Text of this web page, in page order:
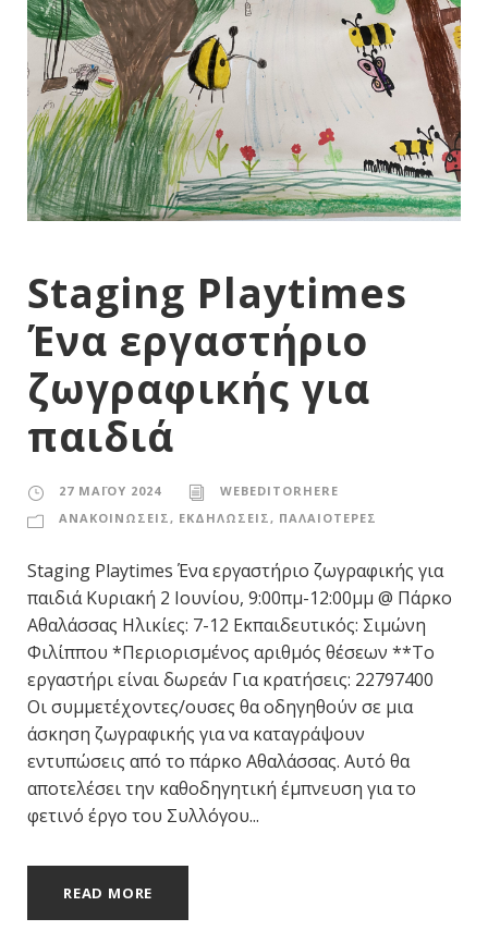
Staging Playtimes
Ένα εργαστήριο
ζωγραφικής για
παιδιά
27 ΜΑΪ́ΟΥ 2024
WEBEDITORHERE
ΑΝΑΚΟΙΝΩΣΕΙΣ, ΕΚΔΗΛΩΣΕΙΣ, ΠΑΛΑΙΟΤΕΡΕΣ
Staging Playtimes Ένα εργαστήριο ζωγραφικής για
παιδιά Κυριακή 2 Ιουνίου, 9:00πμ-12:00μμ @ Πάρκο
Αθαλάσσας Ηλικίες: 7-12 Εκπαιδευτικός: Σιμώνη
Φιλίππου *Περιορισμένος αριθμός θέσεων **Το
εργαστήρι είναι δωρεάν Για κρατήσεις: 22797400
Οι συμμετέχοντες/ουσες θα οδηγηθούν σε μια
άσκηση ζωγραφικής για να καταγράψουν
εντυπώσεις από το πάρκο Αθαλάσσας. Αυτό θα
αποτελέσει την καθοδηγητική έμπνευση για το
φετινό έργο του Συλλόγου...
READ MORE